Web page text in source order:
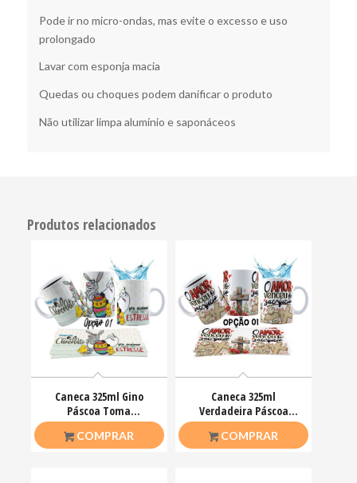
Pode ir no micro-ondas, mas evite o excesso e uso
prolongado
Lavar com esponja macia
Quedas ou choques podem danificar o produto
Não utilizar limpa alumínio e saponáceos
Produtos relacionados
Caneca 325ml Gino
Páscoa Toma
chocolate pra acalmar
esse teu estresse
COMPRAR
Caneca 325ml
Verdadeira Páscoa
Jesus Cristo O amor
venceu
COMPRAR